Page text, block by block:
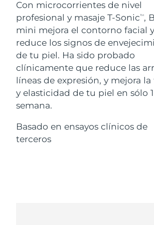
Con microcorrientes de nivel
profesional y masaje T-SonicTM,
mini mejora el contorno facial
reduce los signos de
de tu piel. Ha sido probado
clínicamente que reduce las
líneas de expresión, y mejora la
y elasticidad de tu piel en sólo 1
semana.
Basado en ensayos clínicos de
terceros
For healthy hair
18% PAP
Cosméticos
Comprar todo
ACERCA DE
Israel
Italia
Japón
Jersey
Kazajistán
Kuwait